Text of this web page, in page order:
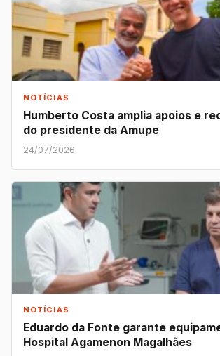
NOTÍCIAS
Humberto Costa amplia apoios e
do presidente da Amupe
24/07/2026
NOTÍCIAS
Eduardo da Fonte garante
Hospital Agamenon Magalhães